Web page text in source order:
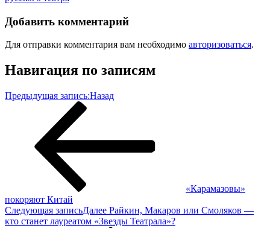
Добавить комментарий
Для отправки комментария вам необходимо авторизоваться.
Навигация по записям
Предыдущая запись:Назад
«Карамазовы»
покоряют Китай
Следующая записьДалее Райкин, Макаров или Смоляков —
кто станет лауреатом «Звезды Театрала»?